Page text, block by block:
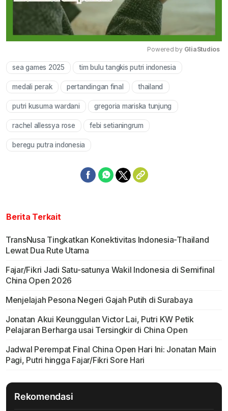
Powered by GliaStudios
sea games 2025 tim bulu tangkis putri indonesia
medali perak pertandingan final thailand
putri kusuma wardani gregoria mariska tunjung
rachel allessya rose febi setianingrum
beregu putra indonesia
Berita Terkait
TransNusa Tingkatkan Konektivitas Indonesia-Thailand
Lewat Dua Rute Utama
Fajar/Fikri Jadi Satu-satunya Wakil Indonesia di Semifinal
China Open 2026
Menjelajah Pesona Negeri Gajah Putih di Surabaya
Jonatan Akui Keunggulan Victor Lai, Putri KW Petik
Pelajaran Berharga usai Tersingkir di China Open
Jadwal Perempat Final China Open Hari Ini: Jonatan Main
Pagi, Putri hingga Fajar/Fikri Sore Hari
Rekomendasi